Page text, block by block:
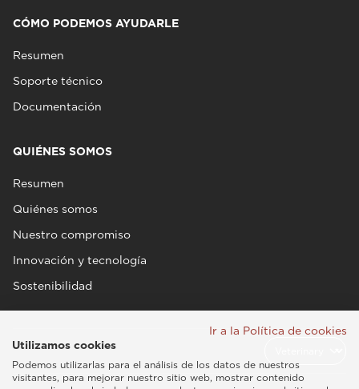
CÓMO PODEMOS AYUDARLE
Resumen
Soporte técnico
Documentación
QUIÉNES SOMOS
Resumen
Quiénes somos
Nuestro compromiso
Innovación y tecnología
Sostenibilidad
Ir a la Política de cookies
Utilizamos cookies
Podemos utilizarlas para el análisis de los datos de nuestros
visitantes, para mejorar nuestro sitio web, mostrar contenido